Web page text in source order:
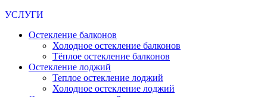
УСЛУГИ
Остекление балконов
Холодное остекление балконов
Тёплое остекление балконов
Остекление лоджий
Теплое остекление лоджий
Холодное остекление лоджий